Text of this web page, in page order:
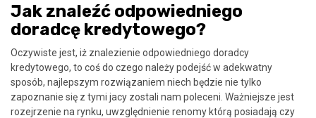
Jak znaleźć odpowiedniego
doradcę kredytowego?
Oczywiste jest, iż znalezienie odpowiedniego doradcy
kredytowego, to coś do czego należy podejść w adekwatny
sposób, najlepszym rozwiązaniem niech będzie nie tylko
zapoznanie się z tymi jacy zostali nam poleceni. Ważniejsze jest
rozejrzenie na rynku, uwzględnienie renomy którą posiadają czy